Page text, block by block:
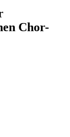
Chor-